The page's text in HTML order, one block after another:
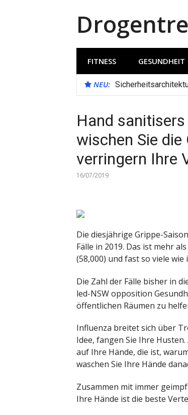
FITNESS GESUNDHEIT
NEU:
Hand
wischen Sie die
verringern Ihre
16/07/2019
Die diesjährige Grippe-
Fälle in 2019. Das ist mehr
(58,000) und fast so viele
Die Zahl der Fälle bisher in
led-NSW opposition
öffentlichen Räumen zu
Influenza breitet sich über
Idee, fangen Sie Ihre
auf Ihre Hände, die ist,
waschen Sie Ihre Hände
Zusammen mit immer
Ihre Hände ist die beste